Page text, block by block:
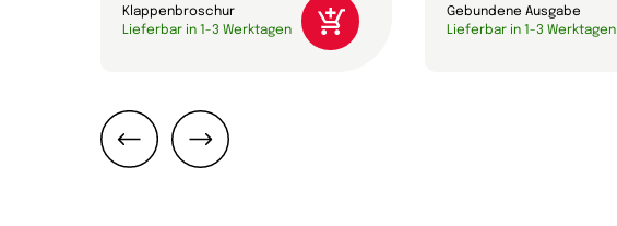
Klappenbroschur
Lieferbar in 1-3 Werktagen
Gebundene Ausgabe
Lieferbar in 1-3 Werktagen